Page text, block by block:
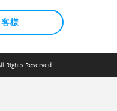
様
Rights Reserved.